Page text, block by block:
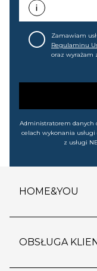
każdej chwili
Zamawiam
Regulaminu
oraz wyrażam
Administratorem danych
celach wykonania
z usługi
HOME&YOU
o firmie
OBSŁUGA